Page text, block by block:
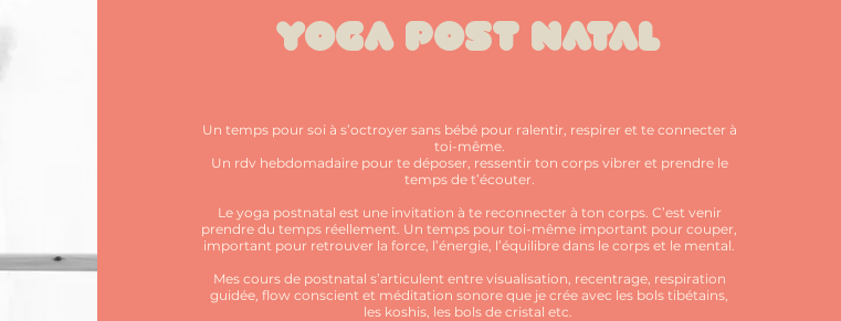
YOGA MOBILITE ET YIN
Yoga post natal
Un temps pour soi à s’octroyer sans bébé pour ralentir, respirer et te connecter à
toi-même.
Un rdv hebdomadaire pour te déposer, ressentir ton corps vibrer et prendre le
temps de t’écouter.
Le yoga postnatal est une invitation à te reconnecter à ton corps. C’est venir
prendre du temps réellement. Un temps pour toi-même important pour couper,
important pour retrouver la force, l’énergie, l’équilibre dans le corps et le mental.
Mes cours de postnatal s’articulent entre visualisation, recentrage, respiration
guidée, flow conscient et méditation sonore que je crée avec les bols tibétains,
les koshis, les bols de cristal etc.